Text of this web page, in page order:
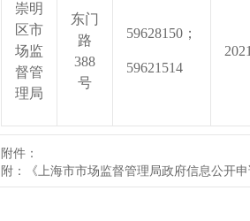
崇明
区市
场监
督管
理局
东门
路
388
号
59628150；
59621514
附件：
附：《上海市市场监督管理局政府信息公开